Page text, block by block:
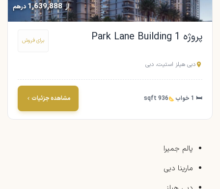
از1,639,888 درهم
پروژه Park Lane Building 1 برای فروش
دبی هیلز استیت، دبی
🛏 1 خواب 936 sqft مشاهده جزئیات
پالم جمیرا
مارینا دبی